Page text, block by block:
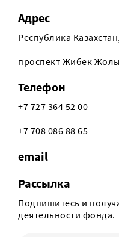
Адрес
Республика
проспект Жибек
Телефон
+7 727 364 52 00
+7 708 086 88 65
email
Рассылка
Подпишитесь и
деятельности фонда.